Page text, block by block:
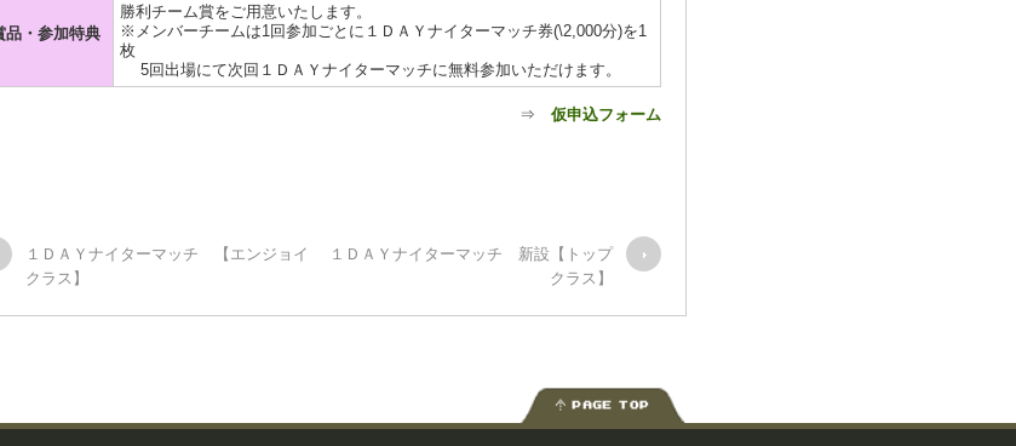
品・参加特典
勝利チーム賞をご用意いたします。
※メンバーチームは1回参加ごとに１ＤＡＹナイターマッチ券(\2,000分)を1
枚
5回出場にて次回１ＤＡＹナイターマッチに無料参加いただけます。
⇒ 仮申込フォーム
１ＤＡＹナイターマッチ 【エンジョイ
クラス】
１ＤＡＹナイターマッチ 新設【トップ
クラス】